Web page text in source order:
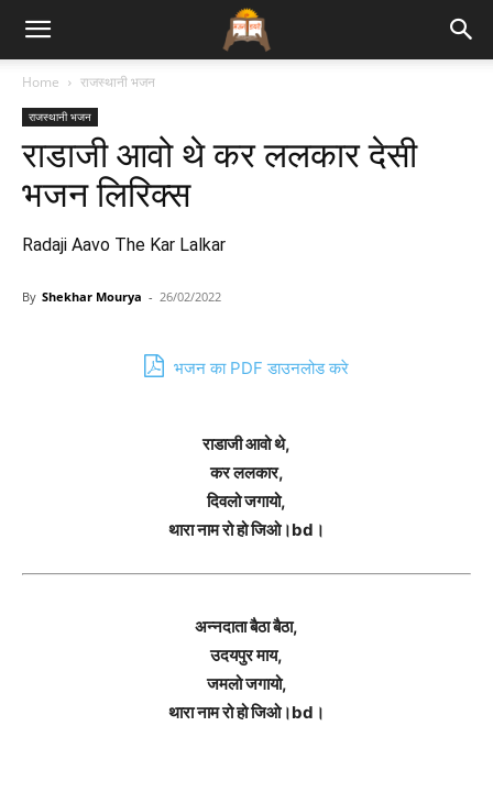
Bhajan
Lyrics
Home राजस्थानी भजन
राजस्थानी भजन
राडाजी आवो थे कर ललकार देसी
भजन लिरिक्स
Radaji Aavo The Kar Lalkar
By Shekhar Mourya - 26/02/2022
भजन का PDF डाउनलोड करे
राडाजी आवो थे,
कर ललकार,
दिवलो जगायो,
थारा नाम रो हो जिओ।bd।
अन्नदाता बैठा बैठा,
उदयपुर माय,
जमलो जगायो,
थारा नाम रो हो जिओ।bd।